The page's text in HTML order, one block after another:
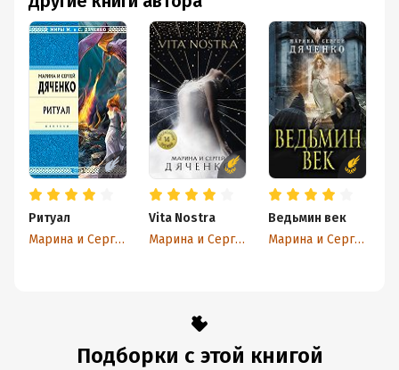
Ритуал
Марина и Сергей Дяченко
Vita Nostra
Марина и Сергей Дяченко
Ведьмин век
Марина и Сергей Дяченко
Подборки с этой книгой